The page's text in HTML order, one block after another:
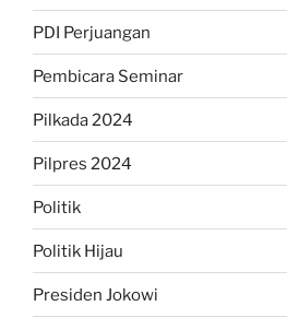
PDI Perjuangan
Pembicara Seminar
Pilkada 2024
Pilpres 2024
Politik
Politik Hijau
Presiden Jokowi